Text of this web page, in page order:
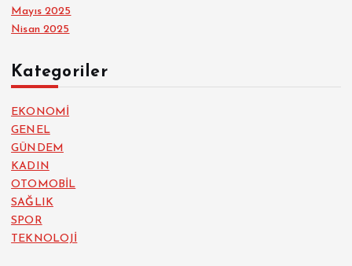
Mayıs 2025
Nisan 2025
Kategoriler
EKONOMİ
GENEL
GÜNDEM
KADIN
OTOMOBİL
SAĞLIK
SPOR
TEKNOLOJİ